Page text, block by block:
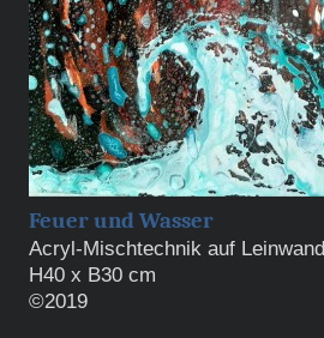
Feuer und Wasser
Acryl-Mischtechnik auf Leinwand
H40 x B30 cm
©2019